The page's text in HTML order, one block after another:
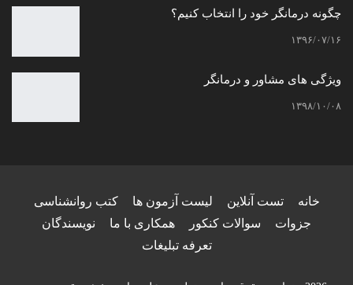
چگونه درمانگر خود را انتخاب کنیم؟
۱۳۹۶/۰۷/۱۶
ویژگی های مشاور و درمانگر
۱۳۹۸/۱۰/۰۸
خانه تست آنلاین لیست آزمون ها
کتب روانشناسی
جزوات
سوالات کنکور همکاری با ما
نویسندگان
تعرفه تبلیغات